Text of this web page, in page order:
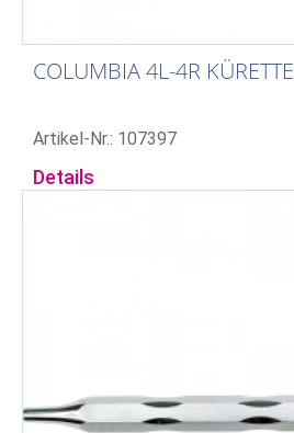
COLUMBIA 4L-4R KÜRETTE
Artikel-Nr.: 107397
Details